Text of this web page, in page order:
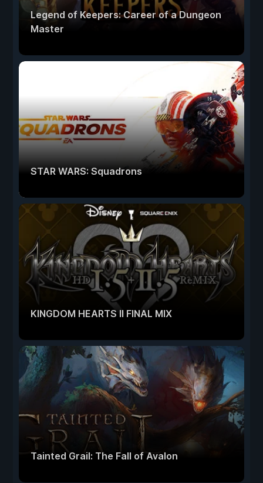
Legend of Keepers: Career of a Dungeon
Master
STAR WARS: Squadrons
KINGDOM HEARTS II FINAL MIX
Tainted Grail: The Fall of Avalon